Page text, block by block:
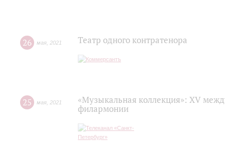
26 мая 2021 Театр одного контратенора
25 мая 2021
«Музыкальная коллекция»: XV
филармонии